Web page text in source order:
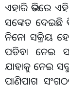
ଏହାରି ଭିତରେ
ସଙ୍କେତ ଦେଇଛି
ନିନୋ ସକ୍ରିୟ
ପଡିବା ନେଇ
ଯାହାକୁ ନେଇ
ପାଣିପାଗ